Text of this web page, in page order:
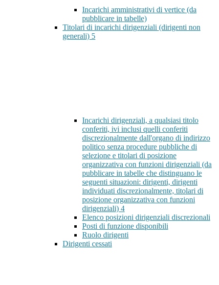
Incarichi amministrativi di vertice (da
pubblicare in tabelle)
Titolari di incarichi dirigenziali (dirigenti non
generali) 5
Incarichi dirigenziali, a qualsiasi titolo
conferiti, ivi inclusi quelli conferiti
discrezionalmente dall'organo di indirizzo
politico senza procedure pubbliche di
selezione e titolari di posizione
organizzativa con funzioni dirigenziali (da
pubblicare in tabelle che distinguano le
seguenti situazioni: dirigenti, dirigenti
individuati discrezionalmente, titolari di
posizione organizzativa con funzioni
dirigenziali) 4
Elenco posizioni dirigenziali discrezionali
Posti di funzione disponibili
Ruolo dirigenti
Dirigenti cessati